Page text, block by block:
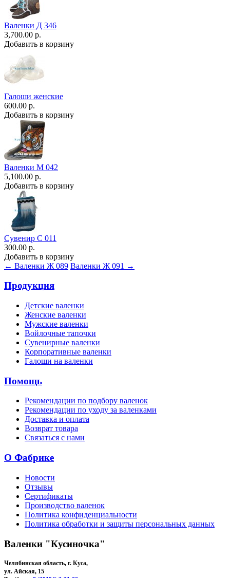
Валенки Д 346
3,700.00 р.
Добавить в корзину
Галоши женские
600.00 р.
Добавить в корзину
Валенки М 042
5,100.00 р.
Добавить в корзину
Сувенир С 011
300.00 р.
Добавить в корзину
← Валенки Ж 089 Валенки Ж 091 →
Продукция
Детские валенки
Женские валенки
Мужские валенки
Войлочные тапочки
Сувенирные валенки
Корпоративные валенки
Галоши на валенки
Помощь
Рекомендации по подбору валенок
Рекомендации по уходу за валенками
Доставка и оплата
Возврат товара
Связаться с нами
О Фабрике
Новости
Отзывы
Сертификаты
Производство валенок
Политика конфиденциальности
Политика обработки и защиты персональных данных
Валенки "Кусиночка"
Челябинская область, г. Куса,
ул. Айская, 15